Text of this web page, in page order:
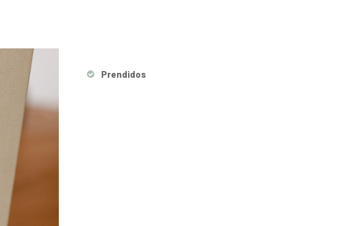
Prendidos